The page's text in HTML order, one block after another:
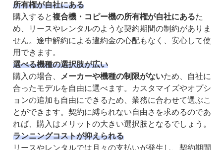
所有権が自社にある
購入すると複合機・コピー機の所有権が自社にあるた
め、リースやレンタルのような契約期間の制約がありま
せん。途中解約による違約金の心配もなく、安心して使
用できます。
選べる機種の選択肢が広い
購入の場合、
メーカーや機種の制限がないため、自社に
合ったモデルを自由に選べます。カスタマイズやオプシ
ョンの追加も自由にできるため、業務に合わせて選ぶこ
とができます。 契約に縛られない自由さ を求めるのであ
れば、購入はメリットの大きい選択肢となるでしょう。
ランニングコストが抑えられる
リースやレンタルでは月々の支払いが発生し、契約期間